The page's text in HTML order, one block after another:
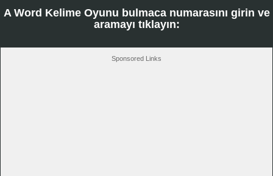
A Word Kelime Oyunu bulmaca numarasını girin ve
aramayı tıklayın:
Sponsored Links